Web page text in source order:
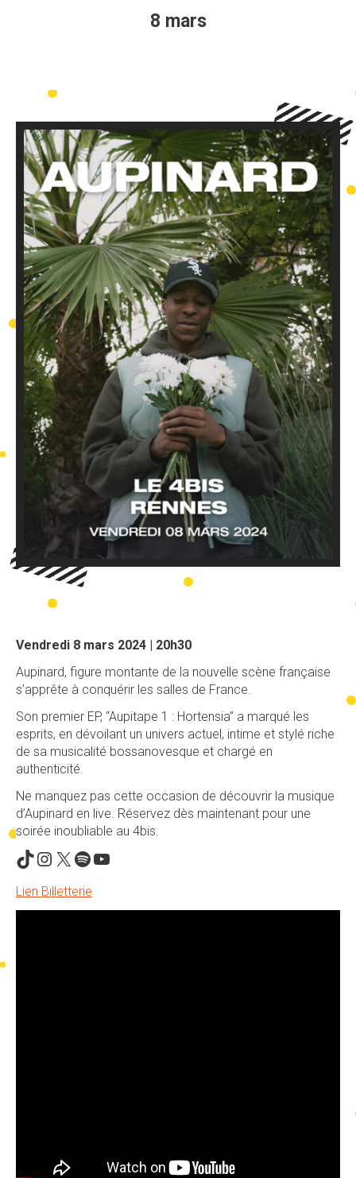
8 mars
Vendredi 8 mars 2024 | 20h30
Aupinard, figure montante de la nouvelle scène française
s’apprête à conquérir les salles de France.
Son premier EP, “Aupitape 1 : Hortensia” a marqué les
esprits, en dévoilant un univers actuel, intime et stylé riche
de sa musicalité bossanovesque et chargé en
authenticité.
Ne manquez pas cette occasion de découvrir la musique
d’Aupinard en live. Réservez dès maintenant pour une
soirée inoubliable au 4bis.
TikTok
Instagram
X Spotify
YouTube
Lien Billetterie